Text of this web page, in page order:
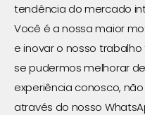
tendência do mercado
Você é a nossa maior
e inovar o nosso trabalho
se pudermos melhorar
experiência conosco,
através do nosso